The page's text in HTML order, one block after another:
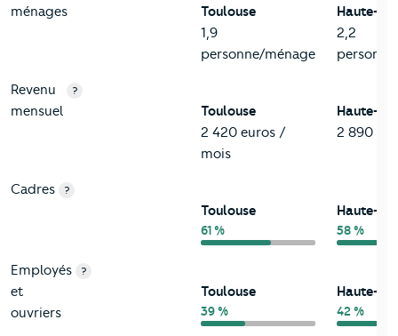
ménages
Toulouse
1,9
personne/ménage
Haute-
2,2
Revenu
mensuel
?
Toulouse
2 420 euros /
mois
Haute-
2 890
Cadres ?
Toulouse
61 %
Haute-
58 %
Employés
et
ouvriers
?
Toulouse
39 %
Haute-
42 %